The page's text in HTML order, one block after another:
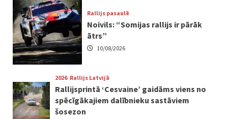
Rallijs pasaulē
Noivils: “Somijas rallijs ir pārāk
ātrs”
10/08/2026
2026 Rallijs Latvijā
Rallijsprintā ‘Cesvaine’ gaidāms viens no
spēcīgākajiem dalībnieku sastāviem
šosezon